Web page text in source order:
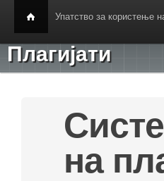
Упатство за користење
Плагијати
на